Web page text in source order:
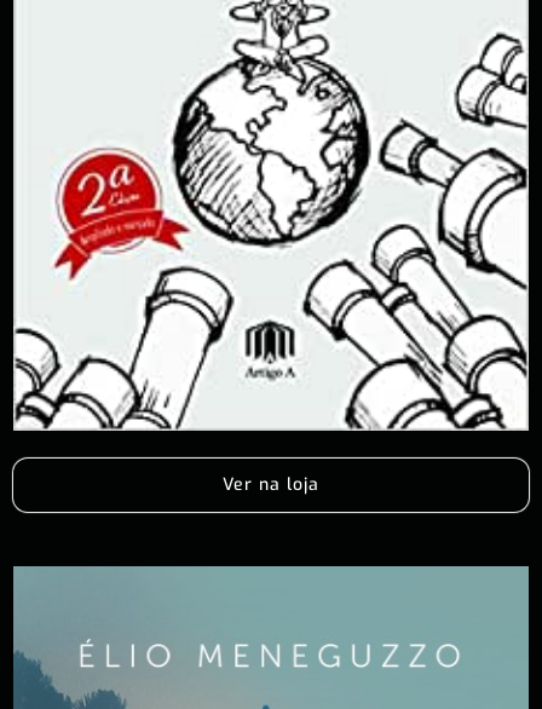
Ver na loja